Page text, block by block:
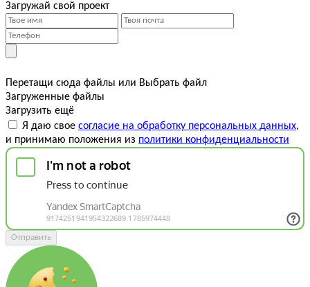
Загружай свой проект
Перетащи сюда файлы или Выбрать файл
Загруженные файлы
Загрузить ещё
Я даю свое согласие на обработку персональных данных,
и принимаю положения из политики конфиденциальности
Отправить